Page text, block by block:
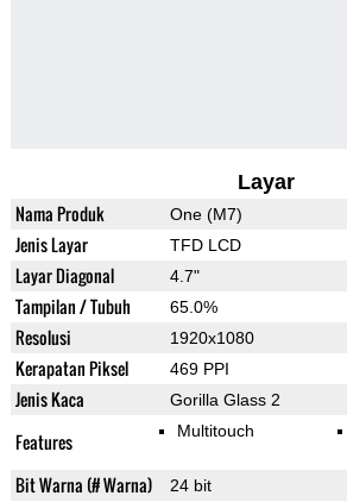
Layar
Nama Produk One (M7)
Jenis Layar TFD LCD
Layar Diagonal 4.7"
Tampilan / Tubuh 65.0%
Resolusi 1920x1080
Kerapatan Piksel 469 PPI
Jenis Kaca Gorilla Glass 2
Features Multitouch
Bit Warna (# Warna) 24 bit